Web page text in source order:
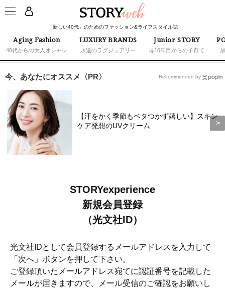
「新しい40代」のためのファッション&ライフスタイル誌
Aging Fashion
40代からの大人オシャレ
LUXURY BRANDS
永遠のラグジュアリー
Junior STORY
母10年目からの子育て
今、あなたにオススメ〈PR〉
【汗をかく季節もベタつかず嬉しい】スキン
ケア発想のUVクリーム
Recommended by
STORYexperience
新規会員登録
（光文社ID）
光文社IDとして会員登録するメールアドレスを入力して
「次へ」ボタンを押して下さい。
ご登録頂いたメールアドレス宛てに認証番号を記載した
メールが届きますので、メール受信のご確認をお願いし